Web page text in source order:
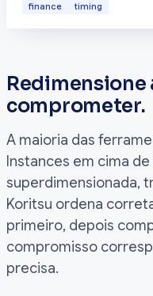
finance timing
Redimensione
comprometer.
A maioria das
Instances em cima
superdimensionada,
Koritsu ordena
primeiro, depois
compromisso
precisa.